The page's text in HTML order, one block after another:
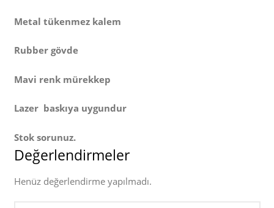
Metal tükenmez kalem
Rubber gövde
Mavi renk mürekkep
Lazer baskıya uygundur
Stok sorunuz.
Değerlendirmeler
Henüz değerlendirme yapılmadı.